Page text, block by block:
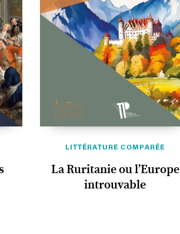
LITTÉRATURE COMPARÉE
La Ruritanie ou l’Europe
introuvable